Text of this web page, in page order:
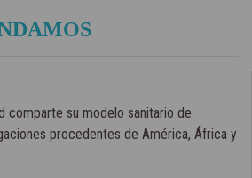
comparte su modelo sanitario de
procedentes de América, África y